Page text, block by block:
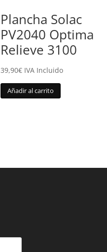
Plancha Solac
PV2040 Optima
Relieve 3100
39,90€ IVA Incluido
Añadir al carrito